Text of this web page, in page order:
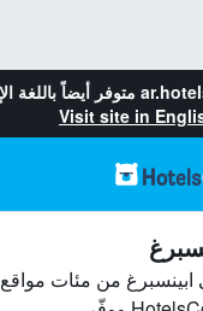
متوفر أيضاً باللغة
Visit site in
من مئات